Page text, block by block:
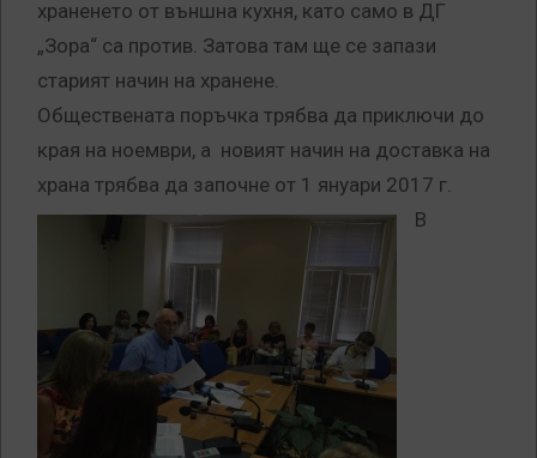
храненето от външна кухня, като само в ДГ
„Зора“ са против. Затова там ще се запази
старият начин на хранене.
Обществената поръчка трябва да приключи до
края на ноември, а новият начин на доставка на
храна трябва да започне от 1 януари 2017 г.
В